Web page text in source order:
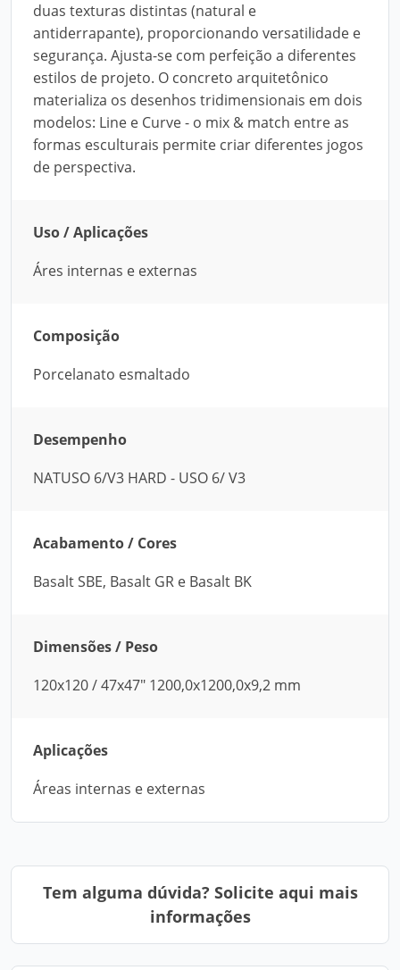
duas texturas distintas (natural e
antiderrapante), proporcionando versatilidade e
segurança. Ajusta-se com perfeição a diferentes
estilos de projeto. O concreto arquitetônico
materializa os desenhos tridimensionais em dois
modelos: Line e Curve - o mix & match entre as
formas esculturais permite criar diferentes jogos
de perspectiva.
Uso / Aplicações
Áres internas e externas
Composição
Porcelanato esmaltado
Desempenho
NATUSO 6/V3 HARD - USO 6/ V3
Acabamento / Cores
Basalt SBE, Basalt GR e Basalt BK
Dimensões / Peso
120x120 / 47x47" 1200,0x1200,0x9,2 mm
Aplicações
Áreas internas e externas
Tem alguma dúvida? Solicite aqui mais
informações